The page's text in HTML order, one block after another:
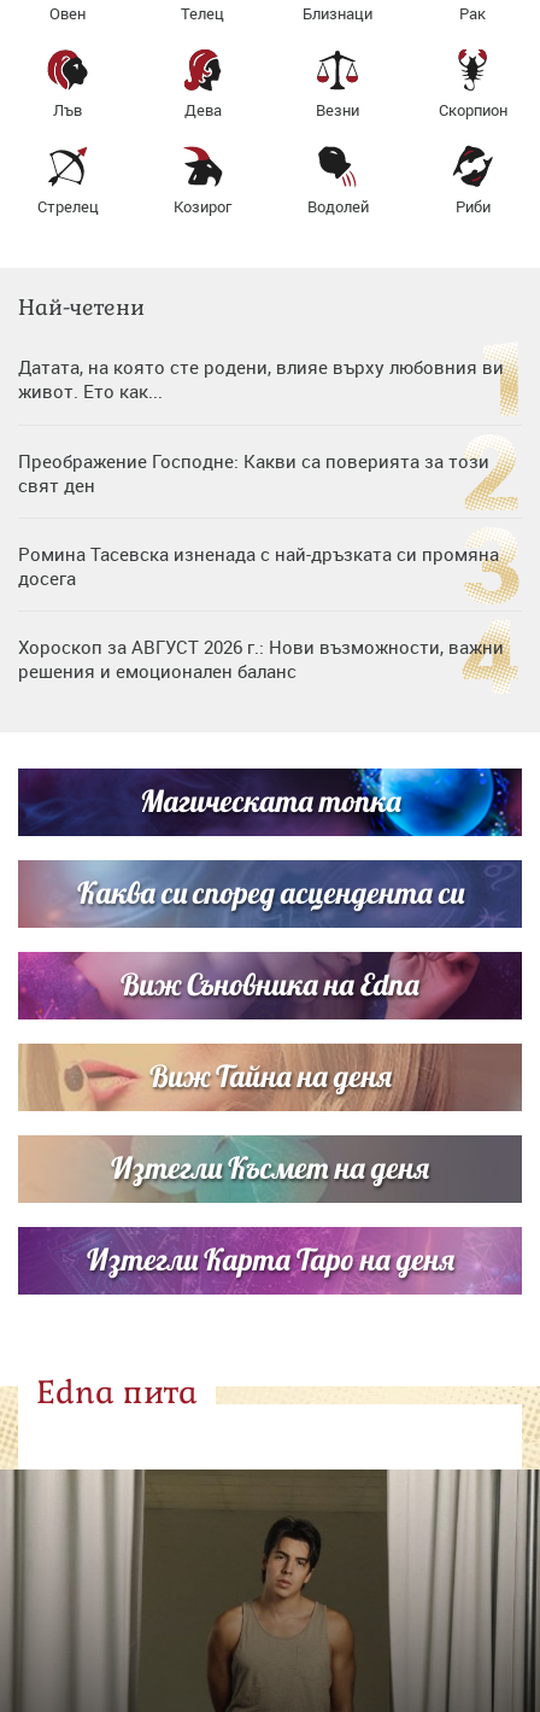
Овен Телец Близнаци Рак
Лъв Дева Везни Скорпион
Стрелец Козирог Водолей Риби
Най-четени
Датата, на която сте родени, влияе върху любовния ви
живот. Ето как...
Преображение Господне: Какви са поверията за този
свят ден
Ромина Тасевска изненада с най-дръзката си промяна
досега
Хороскоп за АВГУСТ 2026 г.: Нови възможности, важни
решения и емоционален баланс
си деца на семейна морска приказка
Звездна ваканция в Майорка: Дженифър Анистън,
Кортни Кокс и Джим Къртис заедно на яхта
Магическата топка
Каква си според асцендента си
Виж Съновника на Edna
Виж Тайна на деня
Изтегли Късмет на деня
Изтегли Карта Таро на деня
Edna пита